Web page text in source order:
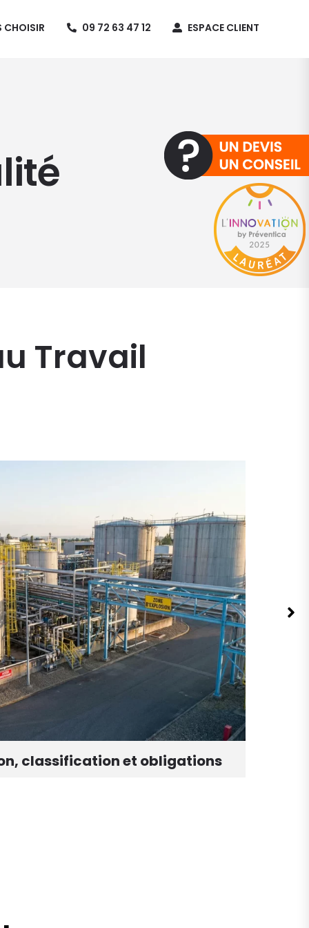
CHOISIR 09 72 63 47 12 ESPACE CLIENT
Travail
classification et obligations